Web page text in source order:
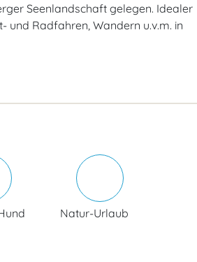
Seenlandschaft gelegen. Idealer
und Radfahren, Wandern u.v.m. in
Natur-Urlaub